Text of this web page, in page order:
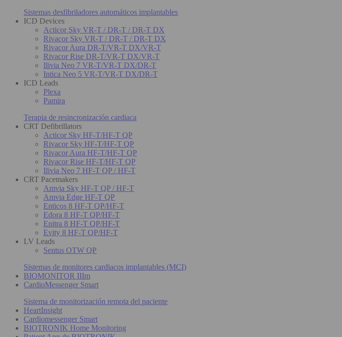
Sistemas desfibriladores automáticos implantables
ICD Devices
Acticor Sky VR-T / DR-T / DR-T DX
Rivacor Sky VR-T / DR-T / DR-T DX
Rivacor Aura DR-T/VR-T DX/VR-T
Rivacor Rise DR-T/VR-T DX/VR-T
Ilivia Neo 7 VR-T/VR-T DX/DR-T
Intica Neo 5 VR-T/VR-T DX/DR-T
ICD Leads
Plexa
Pamira
Terapia de resincronización cardiaca
CRT Defibrillators
Acticor Sky HF-T/HF-T QP
Rivacor Sky HF-T/HF-T QP
Rivacor Aura HF-T/HF-T QP
Rivacor Rise HF-T/HF-T QP
Ilivia Neo 7 HF-T QP / HF-T
CRT Pacemakers
Amvia Sky HF-T QP / HF-T
Amvia Edge HF-T QP
Enticos 8 HF-T QP/HF-T
Edora 8 HF-T QP/HF-T
Enitra 8 HF-T QP/HF-T
Evity 8 HF-T QP/HF-T
LV Leads
Sentus OTW QP
Sistemas de monitores cardiacos implantables (MCI)
BIOMONITOR IIIm
CardioMessenger Smart
Sistema de monitorización remota del paciente
HeartInsight
Cardiomessenger Smart
BIOTRONIK Home Monitoring